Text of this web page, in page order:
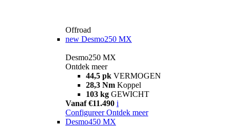
Offroad
new Desmo250 MX
Desmo250 MX
Ontdek meer
44,5 pk VERMOGEN
28,3 Nm Koppel
103 kg GEWICHT
Vanaf €11.490 i
Configureer Ontdek meer
Desmo450 MX